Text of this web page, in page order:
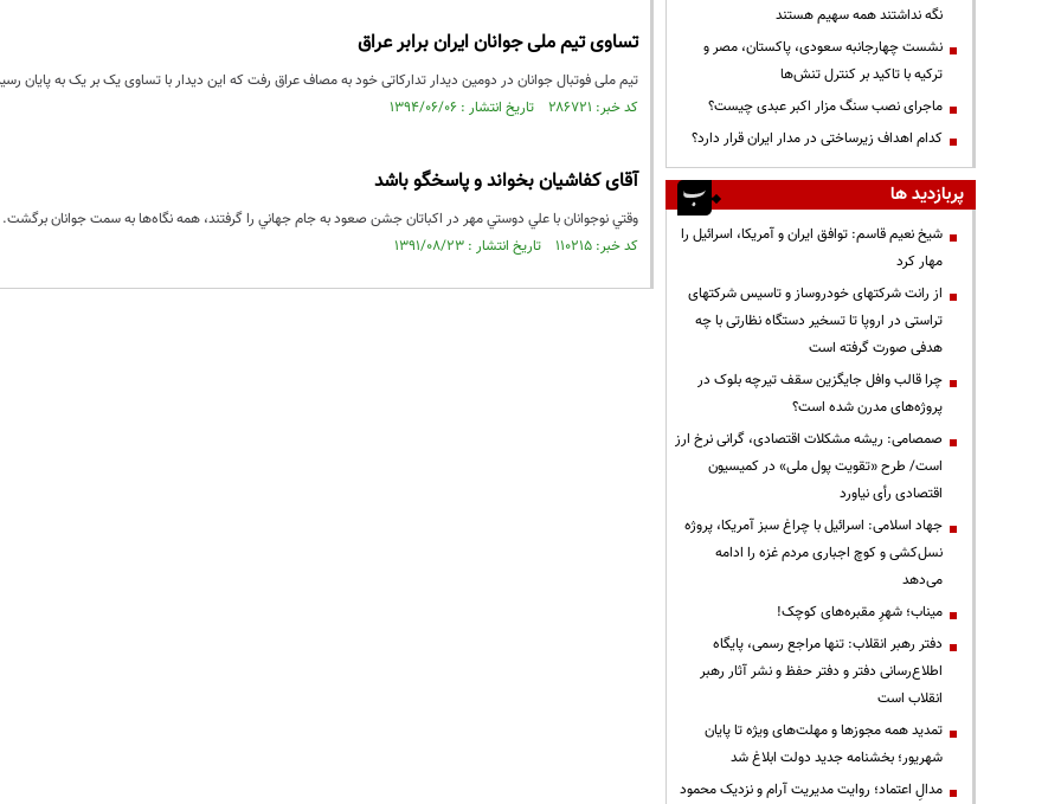
تساوی تیم ملی جوانان ایران برابر عراق
تیم ملی فوتبال جوانان در دومین دیدار تدارکاتی خود به مصاف عراق رفت که این دیدار با تساوی یک بر یک به پایان
کد خبر: ۲۸۶۷۲۱ تاریخ انتشار : ۱۳۹۴/۰۶/۰۶
آقای کفاشیان بخواند و پاسخگو باشد
وقتي نوجوانان با علي دوستي مهر در اكباتان جشن صعود به جام جهاني را گرفتند، همه نگاه‌ها به سمت جوانان برگشت.
کد خبر: ۱۱۰۲۱۵ تاریخ انتشار : ۱۳۹۱/۰۸/۲۳
نگه نداشتند همه سهیم هستند
نشست چهارجانبه سعودی، پاکستان، مصر و
ترکیه با تاکید بر کنترل تنش‌ها
ماجرای نصب سنگ مزار اکبر عبدی چیست؟
کدام اهداف زیرساختی در مدار ایران قرار دارد؟
پربازدید ها
شیخ نعیم قاسم: توافق ایران و آمریکا، اسرائیل را
مهار کرد
از رانت‌ شرکتهای خودروساز و تاسیس شرکتهای
تراستی در اروپا تا تسخیر دستگاه نظارتی با چه
هدفی صورت گرفته است
چرا قالب وافل جایگزین سقف تیرچه بلوک در
پروژه‌های مدرن شده است؟
صمصامی: ریشه مشکلات اقتصادی، گرانی نرخ ارز
است/ طرح «تقویت پول ملی» در کمیسیون
اقتصادی رأی نیاورد
جهاد اسلامی: اسرائیل با چراغ سبز آمریکا، پروژه
نسل‌کشی و کوچ اجباری مردم غزه را ادامه
می‌دهد
میناب؛ شهرِ مقبره‌های کوچک!
دفتر رهبر انقلاب: تنها مراجع رسمی، پایگاه
اطلاع‌رسانی دفتر و دفتر حفظ و نشر آثار رهبر
انقلاب است
تمدید همه مجوزها و مهلت‌های ویژه تا پایان
شهریور؛ بخشنامه جدید دولت ابلاغ شد
مدالِ اعتماد؛ روایت مدیریت آرام و نزدیک محمود